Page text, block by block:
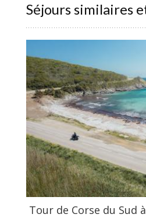
Séjours similaires
Tour de Corse du Sud